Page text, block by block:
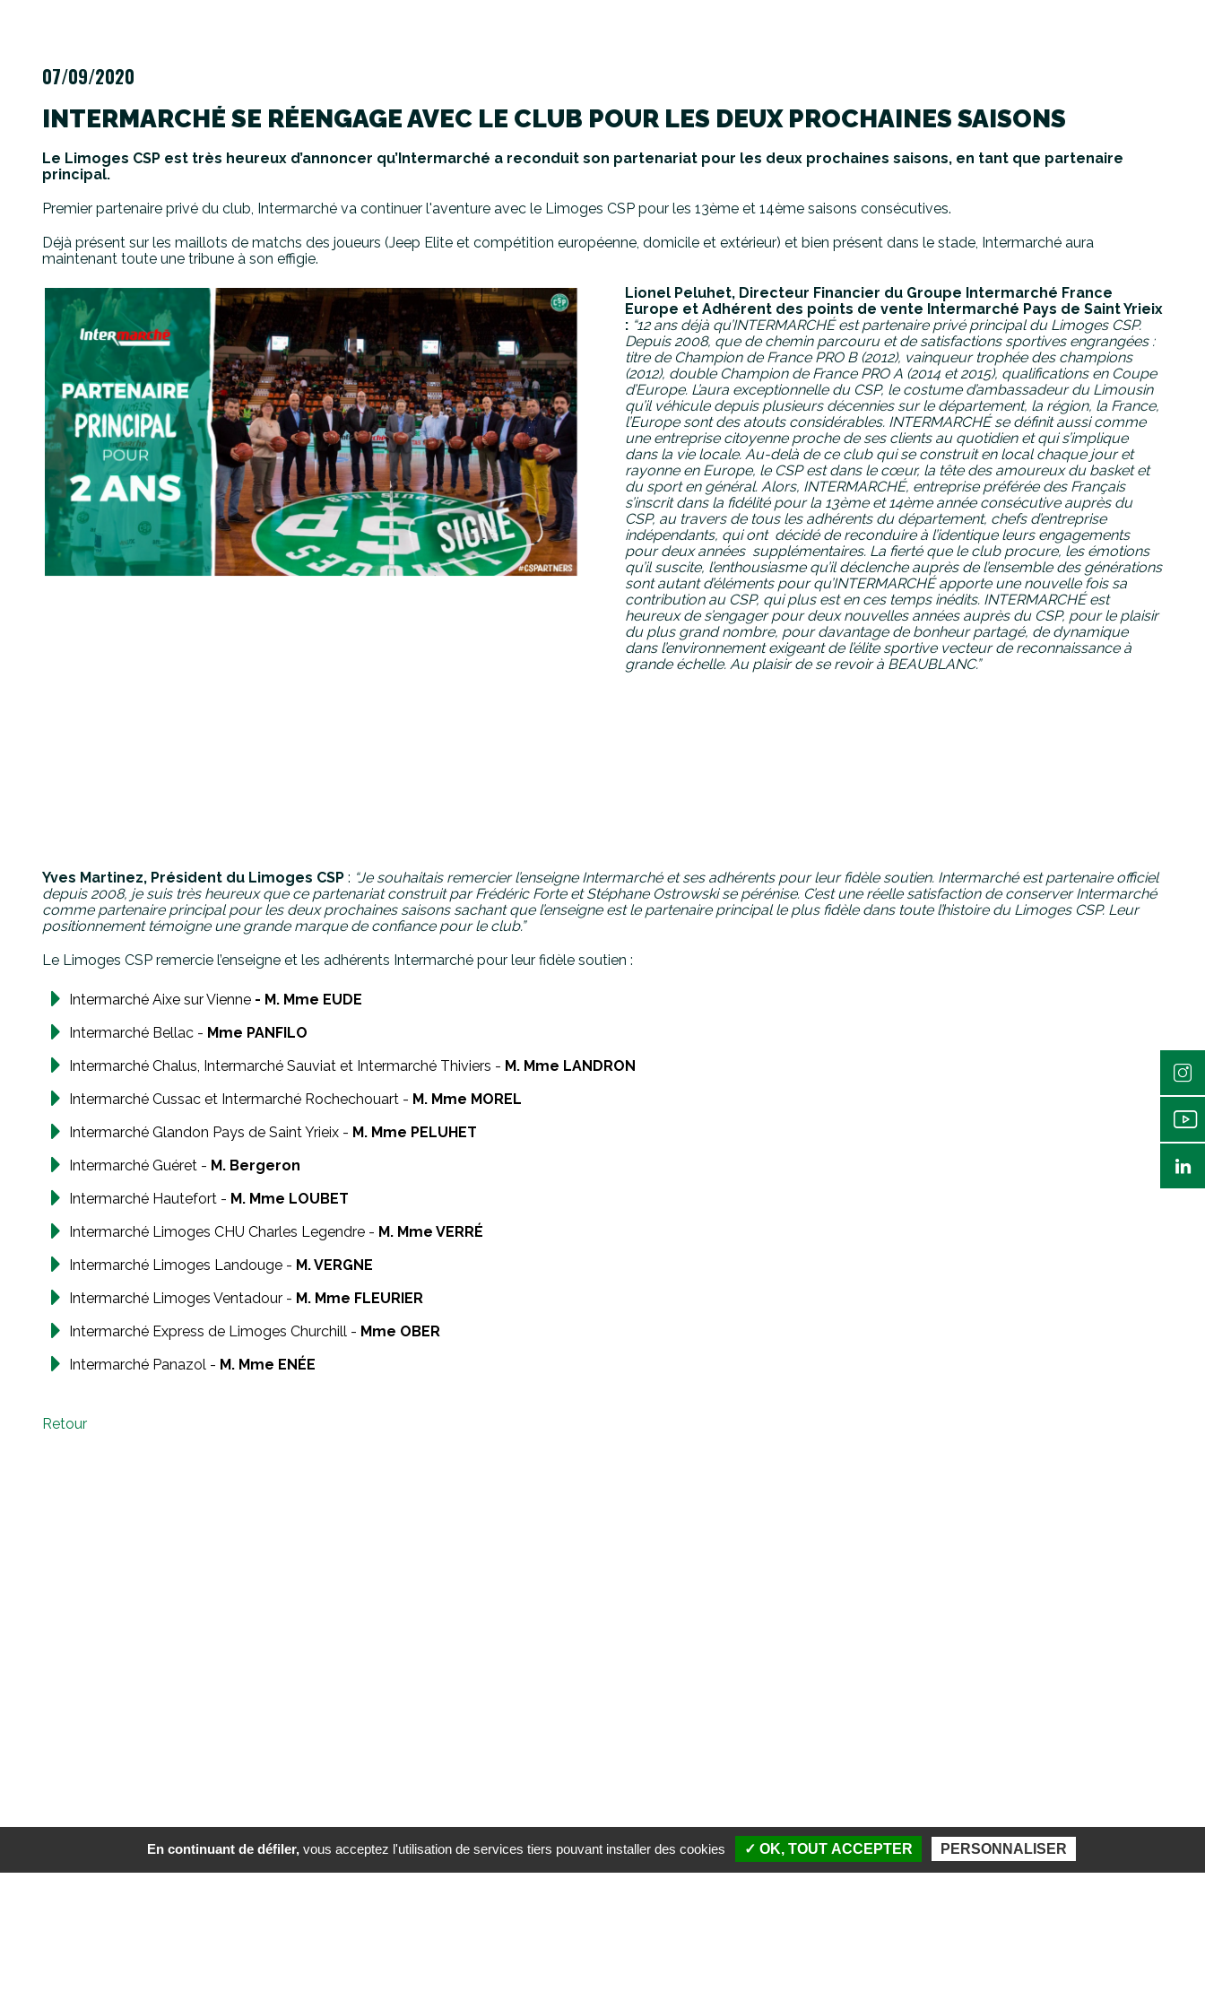
07/09/2020
INTERMARCHÉ SE RÉENGAGE AVEC LE CLUB POUR LES DEUX PROCHAINES SAISONS
Le Limoges CSP est très heureux d’annoncer qu’Intermarché a reconduit son partenariat pour les deux prochaines saisons, en tant que partenaire
principal.
Premier partenaire privé du club, Intermarché va continuer l'aventure avec le Limoges CSP pour les 13ème et 14ème saisons consécutives.
Déjà présent sur les maillots de matchs des joueurs (Jeep Elite et compétition européenne, domicile et extérieur) et bien présent dans le stade, Intermarché aura
maintenant toute une tribune à son effigie.
Lionel Peluhet, Directeur Financier du Groupe Intermarché France
Europe et Adhérent des points de vente Intermarché Pays de Saint Yrieix
: “12 ans déjà qu’INTERMARCHÉ est partenaire privé principal du Limoges CSP.
Depuis 2008, que de chemin parcouru et de satisfactions sportives engrangées :
titre de Champion de France PRO B (2012), vainqueur trophée des champions
(2012), double Champion de France PRO A (2014 et 2015), qualifications en Coupe
d’Europe. L’aura exceptionnelle du CSP, le costume d’ambassadeur du Limousin
qu’il véhicule depuis plusieurs décennies sur le département, la région, la France,
l’Europe sont des atouts considérables. INTERMARCHÉ se définit aussi comme
une entreprise citoyenne proche de ses clients au quotidien et qui s’implique
dans la vie locale. Au-delà de ce club qui se construit en local chaque jour et
rayonne en Europe, le CSP est dans le cœur, la tête des amoureux du basket et
du sport en général. Alors, INTERMARCHÉ, entreprise préférée des Français
s’inscrit dans la fidélité pour la 13èmeet 14èmeannée consécutive auprès du
CSP, au travers de tous les adhérents du département, chefs d’entreprise
indépendants, qui ont décidé de reconduire à l’identique leurs engagements
pour deux années supplémentaires. La fierté que le club procure, les émotions
qu’il suscite, l’enthousiasme qu’il déclenche auprès de l’ensemble des générations
sont autant d’éléments pour qu’INTERMARCHÉ apporte une nouvelle fois sa
contribution au CSP, qui plus est en ces temps inédits. INTERMARCHÉ est
heureux de s’engager pour deux nouvelles années auprès du CSP, pour le plaisir
du plus grand nombre, pour davantage de bonheur partagé, de dynamique
dans l’environnement exigeant de l’élite sportive vecteur de reconnaissance à
grande échelle. Au plaisir de se revoir à BEAUBLANC.”
Yves Martinez, Président du Limoges CSP : “Je souhaitais remercier l’enseigne Intermarché et ses adhérents pour leur fidèle soutien. Intermarché est partenaire officiel
depuis 2008, je suis très heureux que ce partenariat construit par Frédéric Forte et Stéphane Ostrowski se pérénise. C’est une réelle satisfaction de conserver Intermarché
comme partenaire principal pour les deux prochaines saisons sachant que l’enseigne est le partenaire principal le plus fidèle dans toute l’histoire du Limoges CSP. Leur
positionnement témoigne une grande marque de confiance pour le club.”
Le Limoges CSP remercie l’enseigne et les adhérents Intermarché pour leur fidèle soutien :
Intermarché Aixe sur Vienne - M. Mme EUDE
Intermarché Bellac - Mme PANFILO
Intermarché Chalus, Intermarché Sauviat et Intermarché Thiviers - M. Mme LANDRON
Intermarché Cussac et Intermarché Rochechouart - M. Mme MOREL
Intermarché Glandon Pays de Saint Yrieix - M. Mme PELUHET
Intermarché Guéret - M. Bergeron
Intermarché Hautefort - M. Mme LOUBET
Intermarché Limoges CHU Charles Legendre - M. Mme VERRÉ
Intermarché Limoges Landouge - M. VERGNE
Intermarché Limoges Ventadour - M. Mme FLEURIER
Intermarché Express de Limoges Churchill - Mme OBER
Intermarché Panazol - M. Mme ENÉE
Retour
En continuant de défiler, vous acceptez l'utilisation de services tiers pouvant installer des cookies ✓ OK, TOUT ACCEPTER PERSONNALISER